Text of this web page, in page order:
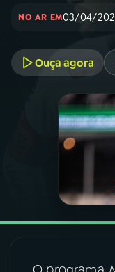
02A RÁDIO
03
NO AR EM03/04/
Ouça agora